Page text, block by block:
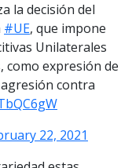
la decisión del
#UE, que impone
Unilaterales
como expresión de
contra
22, 2021